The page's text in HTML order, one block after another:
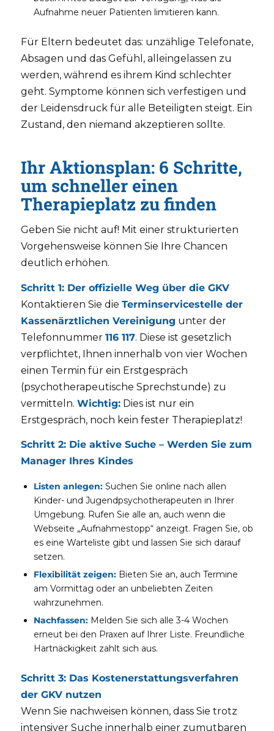
Aufnahme neuer Patienten limitieren kann.
Für Eltern bedeutet das: unzählige Telefonate,
Absagen und das Gefühl, alleingelassen zu
werden, während es ihrem Kind schlechter
geht. Symptome können sich verfestigen und
der Leidensdruck für alle Beteiligten steigt. Ein
Zustand, den niemand akzeptieren sollte.
Ihr Aktionsplan: 6 Schritte,
um schneller einen
Therapieplatz zu finden
Geben Sie nicht auf! Mit einer strukturierten
Vorgehensweise können Sie Ihre Chancen
deutlich erhöhen.
Schritt 1: Der offizielle Weg über die GKV
Kontaktieren Sie die Terminservicestelle der
Kassenärztlichen Vereinigung unter der
Telefonnummer 116 117. Diese ist gesetzlich
verpflichtet, Ihnen innerhalb von vier Wochen
einen Termin für ein Erstgespräch
(psychotherapeutische Sprechstunde) zu
vermitteln. Wichtig:Dies ist nur ein
Erstgespräch, noch kein fester Therapieplatz!
Schritt 2: Die aktive Suche – Werden Sie zum
Manager Ihres Kindes
Listen anlegen:Suchen Sie online nach allen
Kinder- und Jugendpsychotherapeuten in Ihrer
Umgebung. Rufen Sie alle an, auch wenn die
Webseite „Aufnahmestopp“ anzeigt. Fragen Sie, ob
es eine Warteliste gibt und lassen Sie sich darauf
setzen.
Flexibilität zeigen:Bieten Sie an, auch Termine
am Vormittag oder an unbeliebten Zeiten
wahrzunehmen.
Nachfassen:Melden Sie sich alle 3-4 Wochen
erneut bei den Praxen auf Ihrer Liste. Freundliche
Hartnäckigkeit zahlt sich aus.
Schritt 3: Das Kostenerstattungsverfahren
der GKV nutzen
Wenn Sie nachweisen können, dass Sie trotz
intensiver Suche innerhalb einer zumutbaren